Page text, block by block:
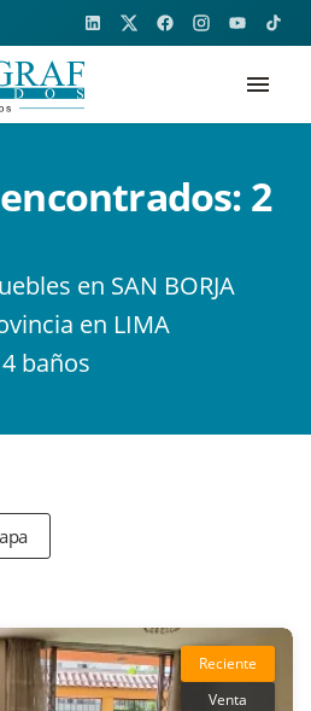
menu
2
en SAN BORJA
en LIMA
baños
Reciente
Venta